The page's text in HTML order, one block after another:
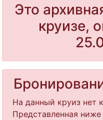
Это
круизе,
На данный круиз нет
Представленная